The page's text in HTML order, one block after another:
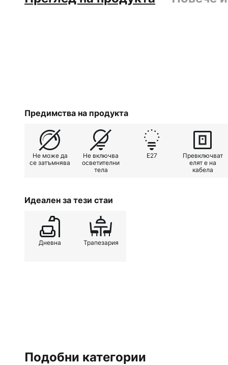
Предимства на продукта
Не може да
се затъмнява
Не включва
осветителни
тела
E27
Превключват
елят е на
кабела
Идеален за тези стаи
Дневна Трапезария
Подобни категории